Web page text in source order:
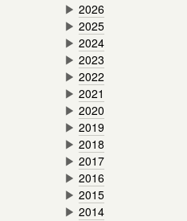
▶ 2026
▶ 2025
▶ 2024
▶ 2023
▶ 2022
▶ 2021
▶ 2020
▶ 2019
▶ 2018
▶ 2017
▶ 2016
▶ 2015
▶ 2014